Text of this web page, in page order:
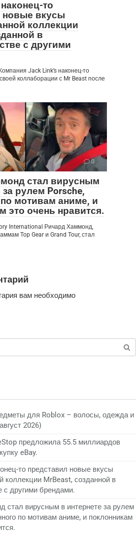
то
новые вкусы
коллекции
в
с другими
Jack Link’s наконец-то
коллаборации с Mr Beast после
0
стал вирусным
за рулем Porsche,
мотивам аниме, и
это очень нравится.
International Ричард Хаммонд,
Top Gear и Grand Tour, стал
вам необходимо
для Roblox – волосы, одежда и
2026)
предложила 55.5 миллиардов
eBay.
то представил новые вкусы
коллекции MrBeast, созданной в
с другими брендами.
стал вирусным в интернете за рулем
по мотивам аниме, и поклонникам